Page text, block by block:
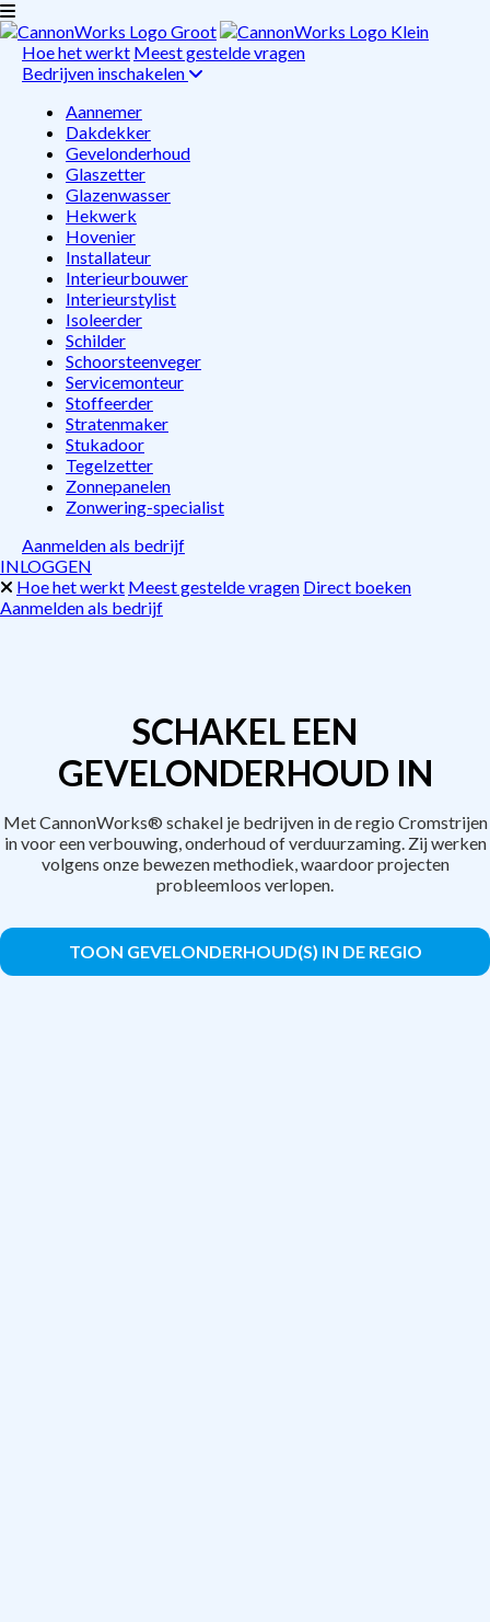
Hoe het werkt Meest gestelde vragen
Bedrijven inschakelen
Aannemer
Dakdekker
Gevelonderhoud
Glaszetter
Glazenwasser
Hekwerk
Hovenier
Installateur
Interieurbouwer
Interieurstylist
Isoleerder
Schilder
Schoorsteenveger
Servicemonteur
Stoffeerder
Stratenmaker
Stukadoor
Tegelzetter
Zonnepanelen
Zonwering-specialist
Aanmelden als bedrijf
INLOGGEN
Hoe het werkt Meest gestelde vragen Direct boeken
Aanmelden als bedrijf
SCHAKEL EEN
GEVELONDERHOUD IN
Met CannonWorks® schakel je bedrijven in de regio Cromstrijen
in voor een verbouwing, onderhoud of verduurzaming. Zij werken
volgens onze bewezen methodiek, waardoor projecten
probleemloos verlopen.
TOON GEVELONDERHOUD(S) IN DE REGIO